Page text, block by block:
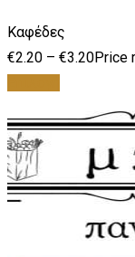
Καφέδες
€2.20 – €3.20Price